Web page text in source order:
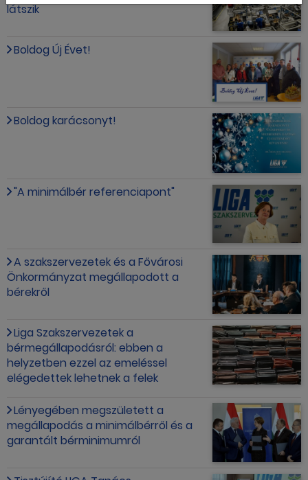
látszik
Boldog Új Évet!
Boldog karácsonyt!
"A minimálbér referenciapont"
A szakszervezetek és a Fővárosi
Önkormányzat megállapodott a
bérekről
Liga Szakszervezetek a
bérmegállapodásról: ebben a
helyzetben ezzel az emeléssel
elégedettek lehetnek a felek
Lényegében megszületett a
megállapodás a minimálbérről és a
garantált bérminimumról